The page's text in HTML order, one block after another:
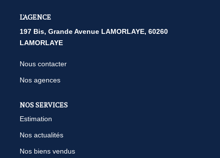
L'AGENCE
197 Bis, Grande Avenue LAMORLAYE, 60260
LAMORLAYE
Nous contacter
Nos agences
NOS SERVICES
Estimation
Nos actualités
Nos biens vendus